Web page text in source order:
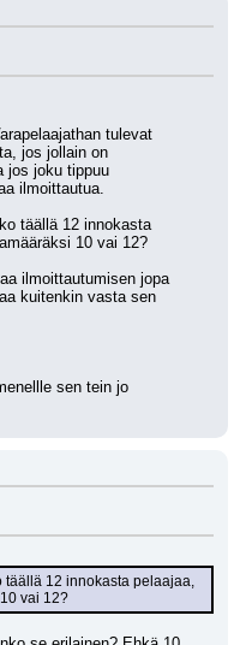
tulevat
jos jollain on
jos joku tippuu
ilmoittautua.
täällä 12 innokasta
10 vai 12?
ilmoittautumisen jopa
kuitenkin vasta sen
sen tein jo
täällä 12 innokasta pelaajaa,
vai 12?